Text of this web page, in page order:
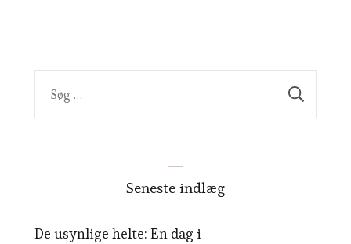
efter:
Seneste indlæg
De usynlige helte: En dag i